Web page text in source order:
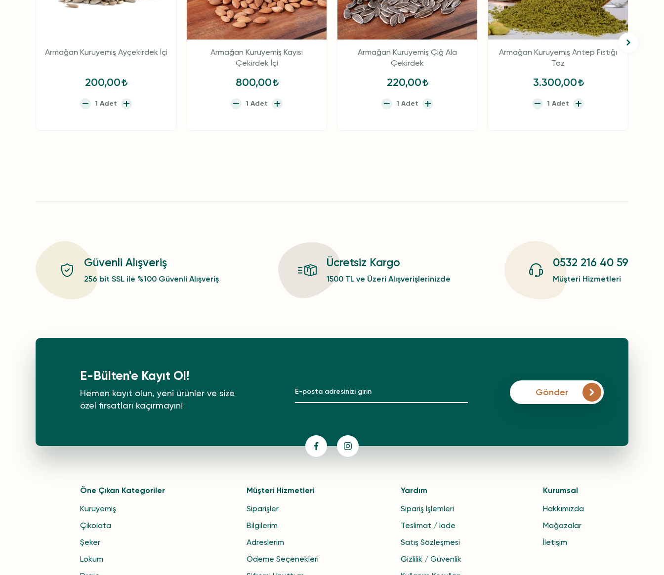
Armağan Kuruyemiş Ayçekirdek İçi
200,00
Armağan Kuruyemiş Kayısı
Çekirdek İçi
800,00
Armağan Kuruyemiş Çiğ Ala
Çekirdek
220,00
Armağan Kuruyemiş Antep Fıstığı
Toz
3.300,00
Güvenli Alışveriş
256 bit SSL ile %100 Güvenli Alışveriş
Ücretsiz Kargo
1500 TL ve Üzeri Alışverişlerinizde
0532 216 40 59
Müşteri Hizmetleri
E-Bülten'e Kayıt Ol!
Hemen kayıt olun, yeni ürünler ve size
özel fırsatları kaçırmayın!
Gönder
Öne Çıkan Kategoriler
Kuruyemiş
Çikolata
Şeker
Lokum
Müşteri Hizmetleri
Siparişler
Bilgilerim
Adreslerim
Ödeme Seçenekleri
Yardım
Sipariş İşlemleri
Teslimat / İade
Satış Sözleşmesi
Gizlilik / Güvenlik
Kurumsal
Hakkımızda
Mağazalar
İletişim